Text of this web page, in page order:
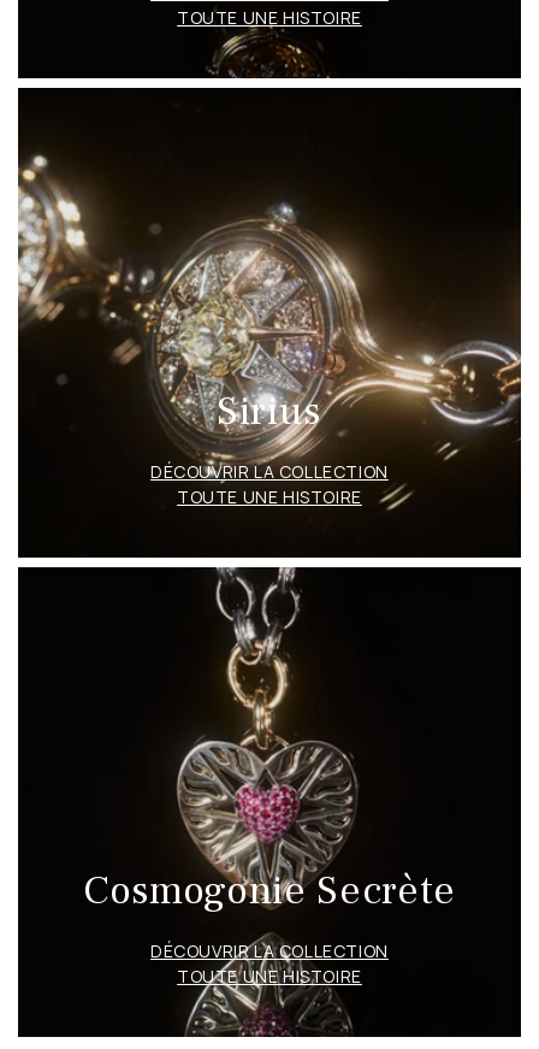
TOUTE UNE HISTOIRE
Sirius
DÉCOUVRIR LA COLLECTION
TOUTE UNE HISTOIRE
Cosmogonie Secrète
DÉCOUVRIR LA COLLECTION
TOUTE UNE HISTOIRE